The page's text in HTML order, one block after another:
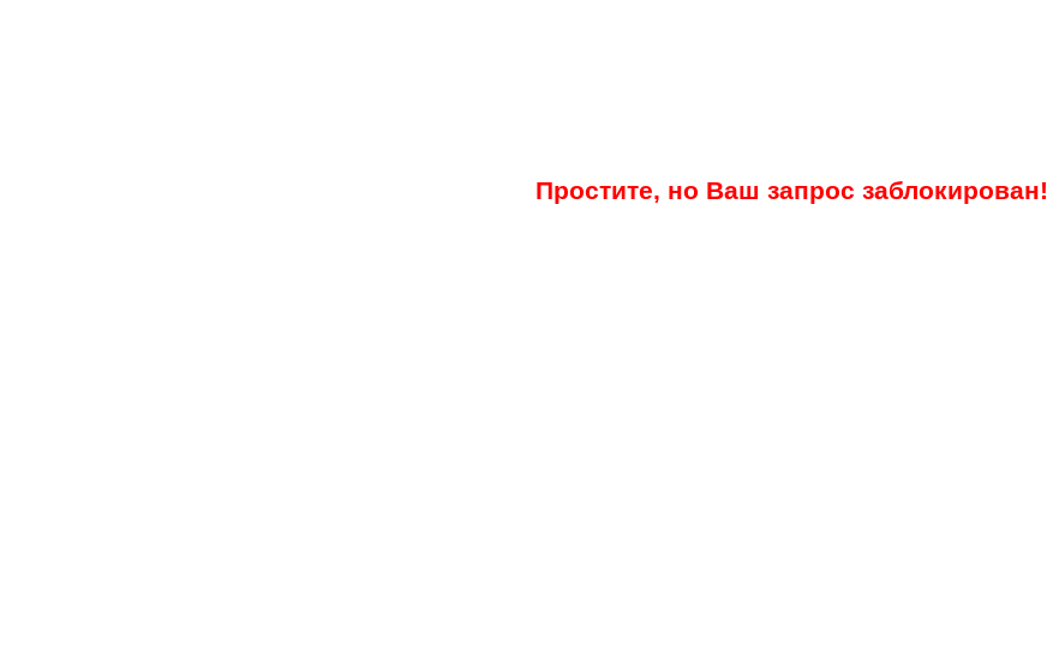
Простите, но Ваш запрос заблокирован!